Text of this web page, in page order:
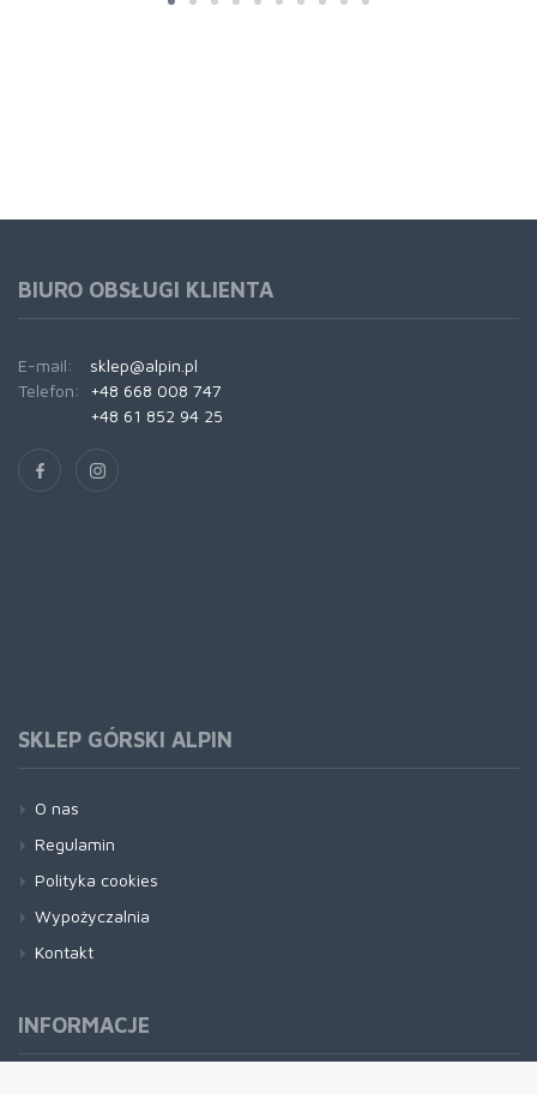
BIURO OBSŁUGI KLIENTA
E-mail:
sklep@alpin.pl
Telefon:
+48 668 008 747
+48 61 852 94 25
SKLEP GÓRSKI ALPIN
O nas
Regulamin
Polityka cookies
Wypożyczalnia
Kontakt
INFORMACJE